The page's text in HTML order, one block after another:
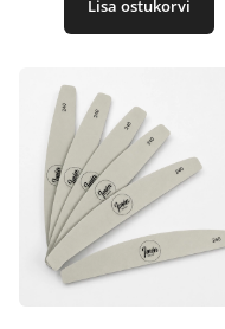
Lisa ostukorvi